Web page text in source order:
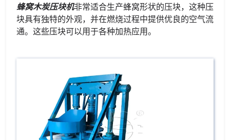
蜂窝木炭压块机非常适合生产蜂窝形状的压块，这种压
块具有独特的外观，并在燃烧过程中提供优良的空气流
通。这些压块可以用于各种加热应用。